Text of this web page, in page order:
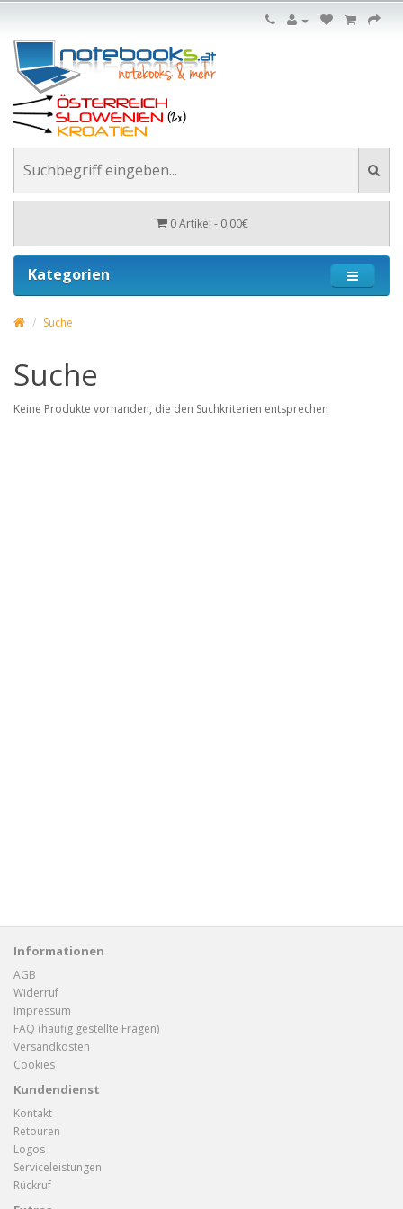
0 Artikel - 0,00€
Kategorien
Suche
Suche
Keine Produkte vorhanden, die den Suchkriterien entsprechen
Informationen
AGB
Widerruf
Impressum
FAQ (häufig gestellte Fragen)
Versandkosten
Cookies
Kundendienst
Kontakt
Retouren
Logos
Serviceleistungen
Rückruf